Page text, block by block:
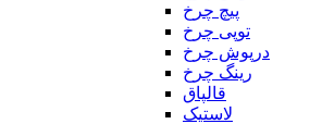
پیچ چرخ
توپی چرخ
درپوش چرخ
رینگ چرخ
قالپاق
لاستیک